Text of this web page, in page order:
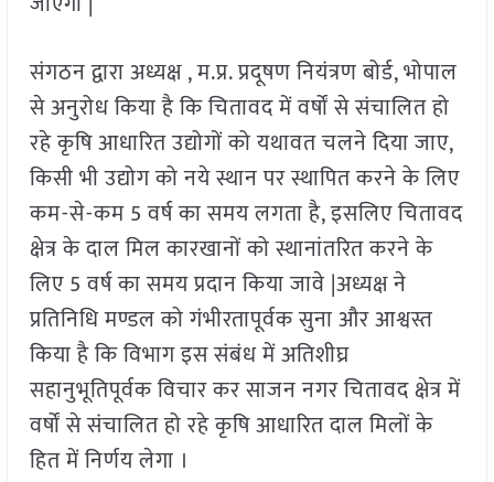
संगठन द्वारा अध्यक्ष , म.प्र. प्रदूषण नियंत्रण बोर्ड, भोपाल
से अनुरोध किया है कि चितावद में वर्षों से संचालित हो
रहे कृषि आधारित उद्योगों को यथावत चलने दिया जाए,
किसी भी उद्योग को नये स्थान पर स्थापित करने के लिए
कम-से-कम 5 वर्ष का समय लगता है, इसलिए चितावद
क्षेत्र के दाल मिल कारखानों को स्थानांतरित करने के
लिए 5 वर्ष का समय प्रदान किया जावे |अध्यक्ष ने
प्रतिनिधि मण्डल को गंभीरतापूर्वक सुना और आश्वस्त
किया है कि विभाग इस संबंध में अतिशीघ्र
सहानुभूतिपूर्वक विचार कर साजन नगर चितावद क्षेत्र में
वर्षों से संचालित हो रहे कृषि आधारित दाल मिलों के
हित में निर्णय लेगा ।